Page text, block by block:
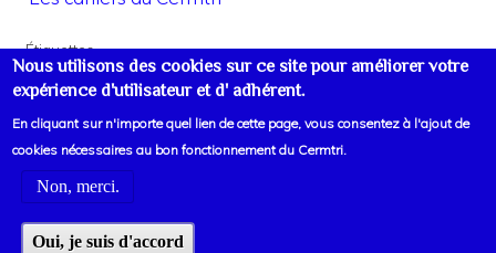
Nous utilisons des cookies sur ce site pour améliorer votre
expérience d'utilisateur et d' adhérent.
En cliquant sur n'importe quel lien de cette page, vous consentez à l'ajout de
cookies nécessaires au bon fonctionnement du Cermtri.
Non, merci.
Oui, je suis d'accord
Étiquettes
Allemagne
Trotsky
Voir liens d'informations